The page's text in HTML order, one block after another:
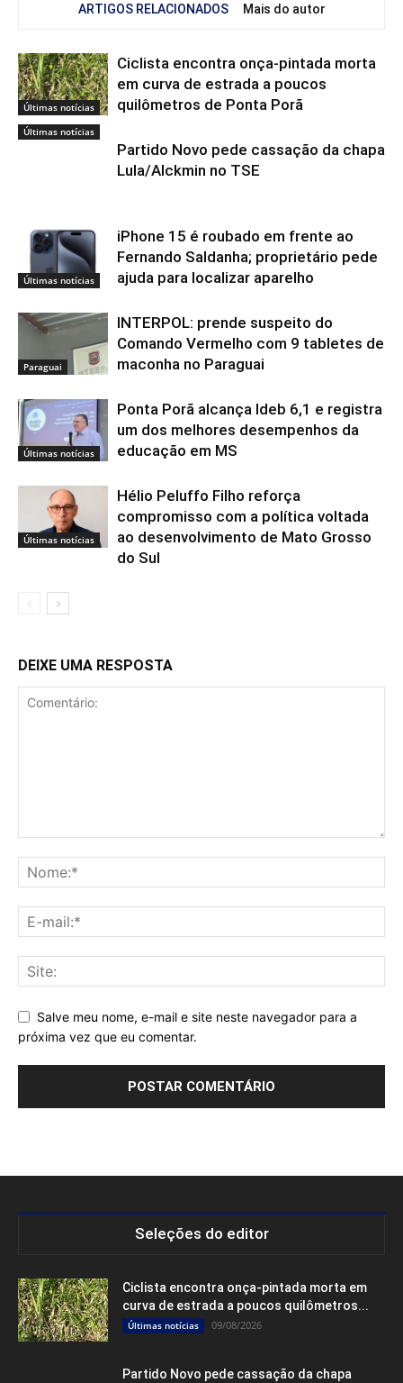
ARTIGOS RELACIONADOS Mais do autor
Últimas notícias
Ciclista encontra onça-pintada morta
em curva de estrada a poucos
quilômetros de Ponta Porã
Últimas notícias
Partido Novo pede cassação da chapa
Lula/Alckmin no TSE
Últimas notícias
iPhone 15 é roubado em frente ao
Fernando Saldanha; proprietário pede
ajuda para localizar aparelho
Paraguai
INTERPOL: prende suspeito do
Comando Vermelho com 9 tabletes de
maconha no Paraguai
Últimas notícias
Ponta Porã alcança Ideb 6,1 e registra
um dos melhores desempenhos da
educação em MS
Últimas notícias
Hélio Peluffo Filho reforça
compromisso com a política voltada
ao desenvolvimento de Mato Grosso
do Sul
DEIXE UMA RESPOSTA
Salve meu nome, e-mail e site neste navegador para a
próxima vez que eu comentar.
Seleções do editor
Ciclista encontra onça-pintada morta em
curva de estrada a poucos quilômetros...
Últimas notícias 09/08/2026
Partido Novo pede cassação da chapa